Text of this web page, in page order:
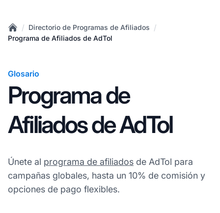
Home
/ Directorio de Programas de Afiliados /
Programa de Afiliados de AdTol
Glosario
Programa de
Afiliados de AdTol
Únete al programa de afiliados de AdTol para
campañas globales, hasta un 10% de comisión y
opciones de pago flexibles.